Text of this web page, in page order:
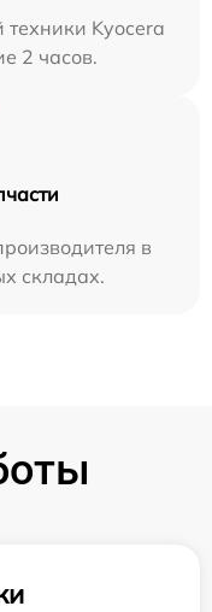
техники Kyocera
2 часов.
в
складах.